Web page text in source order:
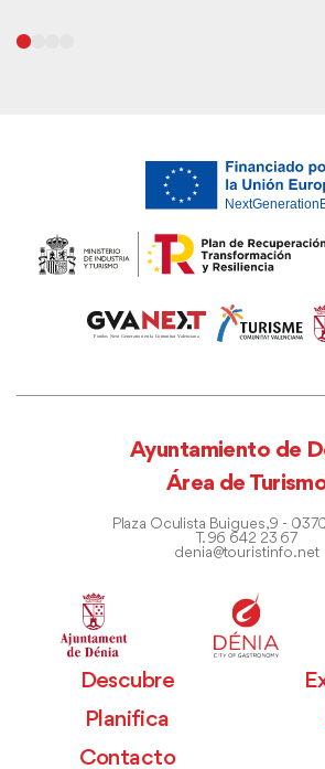
Ayuntamiento de
Área de
Plaza Oculista Buigues, 9 -
T. 96 642 23 67
denia@touristinfo.net
Descubre
Planifica
Contacto